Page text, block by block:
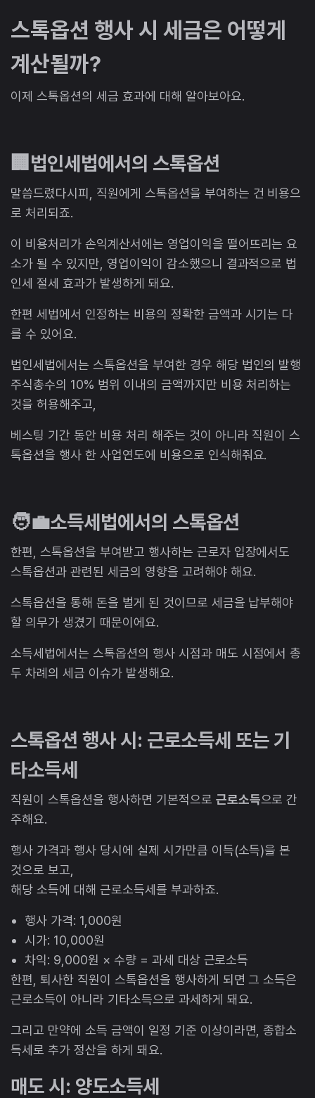
스톡옵션 행사 시 세금은 어떻게
계산될까?
이제 스톡옵션의 세금 효과에 대해 알아보아요.
🏢법인세법에서의 스톡옵션
말씀드렸다시피, 직원에게 스톡옵션을 부여하는 건 비용으
로 처리되죠.
이 비용처리가 손익계산서에는 영업이익을 떨어뜨리는 요
소가 될 수 있지만, 영업이익이 감소했으니 결과적으로 법
인세 절세 효과가 발생하게 돼요.
한편 세법에서 인정하는 비용의 정확한 금액과 시기는 다
를 수 있어요.
법인세법에서는 스톡옵션을 부여한 경우 해당 법인의 발행
주식총수의 10% 범위 이내의 금액까지만 비용 처리하는
것을 허용해주고,
베스팅 기간 동안 비용 처리 해주는 것이 아니라 직원이 스
톡옵션을 행사 한 사업연도에 비용으로 인식해줘요.
🧑‍💼소득세법에서의 스톡옵션
한편, 스톡옵션을 부여받고 행사하는 근로자 입장에서도
스톡옵션과 관련된 세금의 영향을 고려해야 해요.
스톡옵션을 통해 돈을 벌게 된 것이므로 세금을 납부해야
할 의무가 생겼기 때문이에요.
소득세법에서는 스톡옵션의 행사 시점과 매도 시점에서 총
두 차례의 세금 이슈가 발생해요.
스톡옵션 행사 시: 근로소득세 또는 기
타소득세
직원이 스톡옵션을 행사하면 기본적으로 근로소득으로 간
주해요.
행사 가격과 행사 당시에 실제 시가만큼 이득(소득)을 본
것으로 보고,
해당 소득에 대해 근로소득세를 부과하죠.
행사 가격: 1,000원
시가: 10,000원
차익: 9,000원 × 수량 = 과세 대상 근로소득
한편, 퇴사한 직원이 스톡옵션을 행사하게 되면 그 소득은
근로소득이 아니라 기타소득으로 과세하게 돼요.
그리고 만약에 소득 금액이 일정 기준 이상이라면, 종합소
득세로 추가 정산을 하게 돼요.
매도 시: 양도소득세